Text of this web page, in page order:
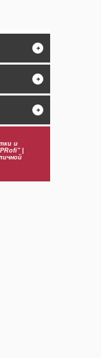
+
+
+
и
|